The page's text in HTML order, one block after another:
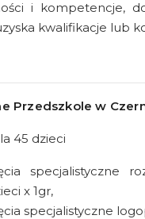
i kompetencje,
kwalifikacje lub
Przedszkole w
45 dzieci
specjalistyczne
x 1gr,
specjalistyczne